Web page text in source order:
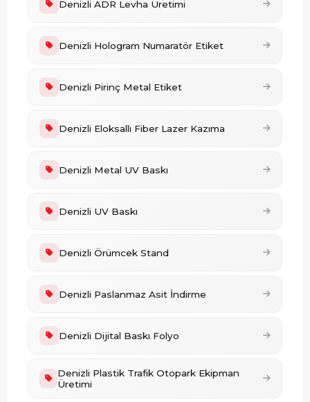
Denizli ADR Levha Üretimi
Denizli Hologram Numaratör Etiket
Denizli Pirinç Metal Etiket
Denizli Eloksallı Fiber Lazer Kazıma
Denizli Metal UV Baskı
Denizli UV Baskı
Denizli Örümcek Stand
Denizli Paslanmaz Asit İndirme
Denizli Dijital Baskı Folyo
Denizli Plastik Trafik Otopark Ekipman
Üretimi